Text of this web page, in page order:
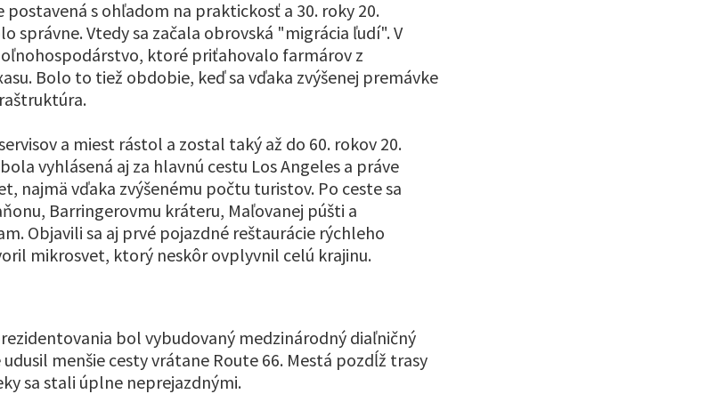
s ohľadom na praktickosť a 30. roky 20.
správne. Vtedy sa začala obrovská "migrácia ľudí". V
ktoré priťahovalo farmárov z
Bolo to tiež obdobie, keď sa vďaka zvýšenej premávke
a miest rástol a zostal taký až do 60. rokov 20.
vyhlásená aj za hlavnú cestu Los Angeles a práve
najmä vďaka zvýšenému počtu turistov. Po ceste sa
Barringerovmu kráteru, Maľovanej púšti a
Objavili sa aj prvé pojazdné reštaurácie rýchleho
mikrosvet, ktorý neskôr ovplyvnil celú krajinu.
bol vybudovaný medzinárodný diaľničný
menšie cesty vrátane Route 66. Mestá pozdĺž trasy
sa stali úplne neprejazdnými.